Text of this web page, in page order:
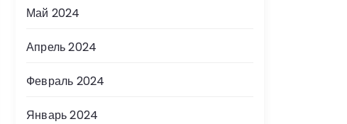
Май 2024
Апрель 2024
Февраль 2024
Январь 2024